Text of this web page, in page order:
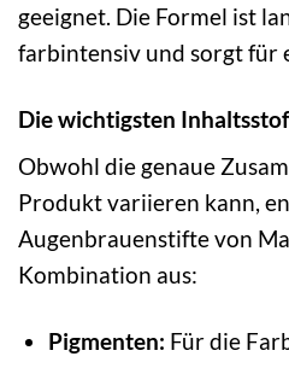
geeignet. Die Formel ist
farbintensiv und sorgt für
Die wichtigsten
Obwohl die genaue
Produkt variieren kann,
Augenbrauenstifte von
Kombination aus:
Pigmenten: Für die